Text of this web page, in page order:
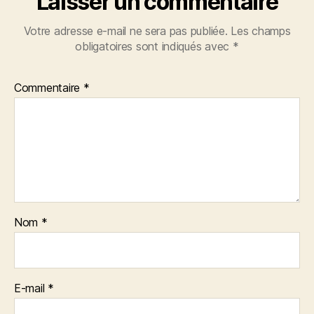
Votre adresse e-mail ne sera pas publiée. Les champs
obligatoires sont indiqués avec *
Commentaire *
Nom *
E-mail *